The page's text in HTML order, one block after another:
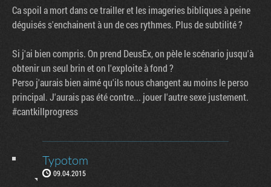
Ca spoil a mort dans ce trailler et les imageries bibliques à peine
déguisés s'enchainent à un de ces rythmes. Plus de subtilité ?
Si j'ai bien compris. On prend DeusEx, on pèle le scénario jusqu'à
obtenir un seul brin et on l'exploite à fond ?
Perso j'aurais bien aimé qu'ils nous changent au moins le perso
principal. J'aurais pas été contre... jouer l'autre sexe justement.
#cantkillprogress
Typotom
09.04.2015